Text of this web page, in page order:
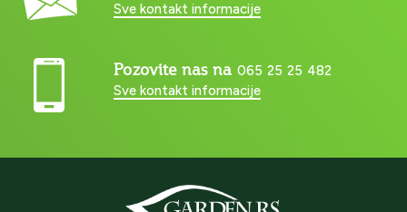
Sve kontakt informacije
Pozovite nas na 065 25 25 482
Sve kontakt informacije